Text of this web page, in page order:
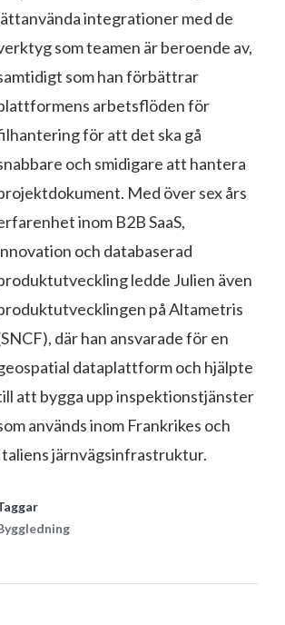
integrationer med de
som teamen är beroende av,
som han förbättrar
arbetsflöden för
för att det ska gå
och smidigare att hantera
Med över sex års
inom B2B SaaS,
och databaserad
ledde Julien även
på Altametris
där han ansvarade för en
dataplattform och hjälpte
att bygga upp inspektionstjänster
används inom Frankrikes och
järnvägsinfrastruktur.